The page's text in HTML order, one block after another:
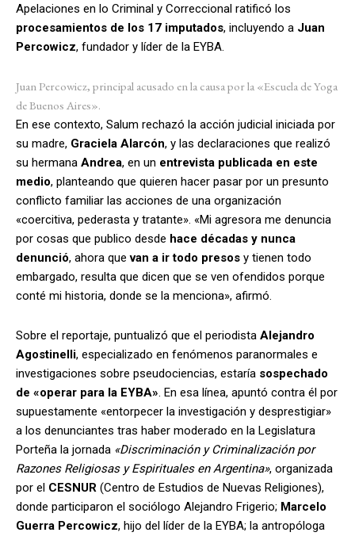
Apelaciones en lo Criminal y Correccional ratificó los
procesamientos de los 17 imputados, incluyendo a Juan
Percowicz, fundador y líder de la EYBA.
Juan Percowicz, principal acusado en la causa por la «Escuela de Yoga
de Buenos Aires».
En ese contexto, Salum rechazó la acción judicial iniciada por
su madre, Graciela Alarcón, y las declaraciones que realizó
su hermana Andrea, en un entrevista publicada en este
medio, planteando que quieren hacer pasar por un presunto
conflicto familiar las acciones de una organización
«coercitiva, pederasta y tratante». «Mi agresora me denuncia
por cosas que publico desde hace décadas y nunca
denunció, ahora quevan a ir todo presos y tienen todo
embargado, resulta que dicen que se ven ofendidos porque
conté mi historia, donde se la menciona», afirmó.
Sobre el reportaje, puntualizó que el periodista Alejandro
Agostinelli, especializado en fenómenos paranormales e
investigaciones sobre pseudociencias, estaría sospechado
de «operar para la EYBA». En esa línea, apuntó contra él por
supuestamente «entorpecer la investigación y desprestigiar»
a los denunciantes tras haber moderado en la Legislatura
Porteña la jornada «Discriminación y Criminalización por
Razones Religiosas y Espirituales en Argentina», organizada
por el CESNUR (Centro de Estudios de Nuevas Religiones),
donde participaron el sociólogo Alejandro Frigerio; Marcelo
Guerra Percowicz, hijo del líder de la EYBA; la antropóloga